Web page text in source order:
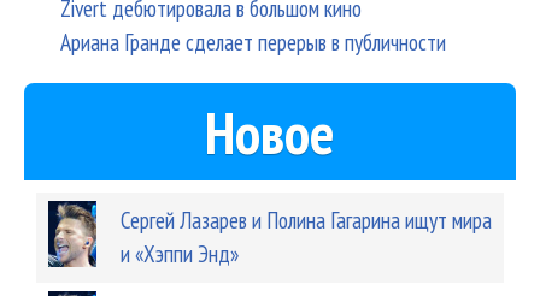
Zivert дебютировала в большом кино
Ариана Гранде сделает перерыв в публичности
Новое
Сергей Лазарев и Полина Гагарина ищут мира
и «Хэппи Энд»